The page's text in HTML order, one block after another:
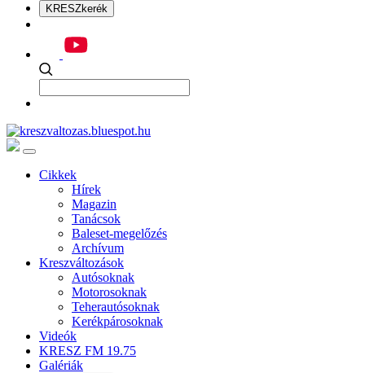
KRESZkerék
Cikkek
Hírek
Magazin
Tanácsok
Baleset-megelőzés
Archívum
Kreszváltozások
Autósoknak
Motorosoknak
Teherautósoknak
Kerékpárosoknak
Videók
KRESZ FM 19.75
Galériák